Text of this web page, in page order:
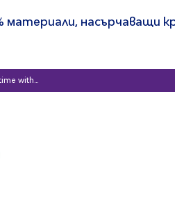
материали, насърчаващи
with...